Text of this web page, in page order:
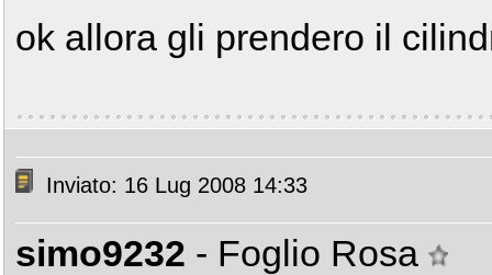
ok allora gli prendero il
Inviato: 16 Lug 2008 14:33
simo9232 - Foglio Rosa